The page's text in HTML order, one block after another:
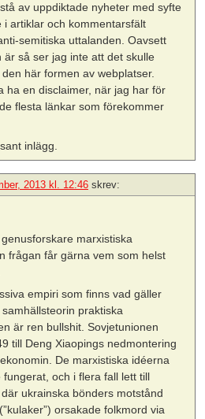
av uppdiktade nyheter med syfte
artiklar och kommentarsfält
semitiska uttalanden. Oavsett
så ser jag inte att det skulle
här formen av webplatser.
ha en disclaimer, när jag har för
flesta länkar som förekommer
inlägg.
2013 kl. 12:46 skrev:
marxistiska
frågan får gärna vem som helst
empiri som finns vad gäller
praktiska
är ren bullshit. Sovjetunionen
till Deng Xiaopings nedmontering
De marxistiska idéerna
och i flera fall lett till
ukrainska bönders motstånd
orsakade folkmord via